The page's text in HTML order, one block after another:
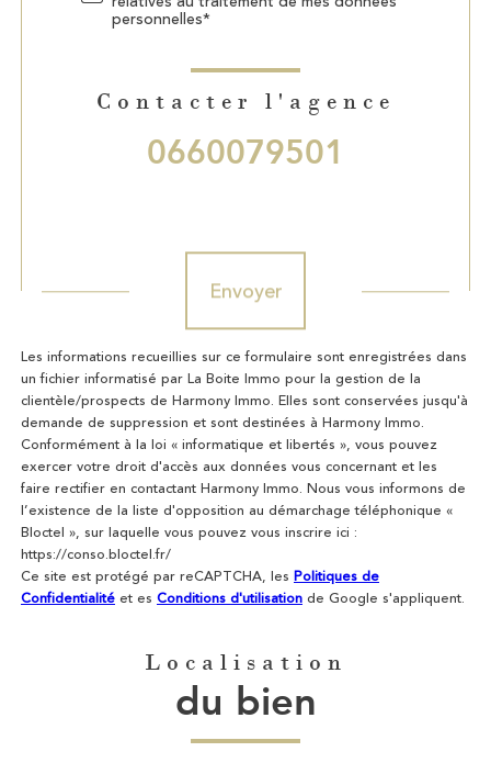
personnelles*
Contacter l'agence
0660079501
Envoyer
Les informations recueillies sur ce formulaire sont enregistrées dans
un fichier informatisé par La Boite Immo pour la gestion de la
clientèle/prospects de Harmony Immo. Elles sont conservées jusqu'à
demande de suppression et sont destinées à Harmony Immo.
Conformément à la loi « informatique et libertés », vous pouvez
exercer votre droit d'accès aux données vous concernant et les
faire rectifier en contactant Harmony Immo. Nous vous informons de
l’existence de la liste d'opposition au démarchage téléphonique «
Bloctel », sur laquelle vous pouvez vous inscrire ici :
https://conso.bloctel.fr/
Ce site est protégé par reCAPTCHA, les Politiques de
Confidentialité et es Conditions d'utilisation de Google s'appliquent.
Localisation
du bien